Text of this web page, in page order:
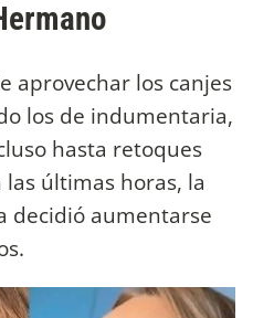
aprovechar los canjes
los de indumentaria,
hasta retoques
las últimas horas, la
decidió aumentarse